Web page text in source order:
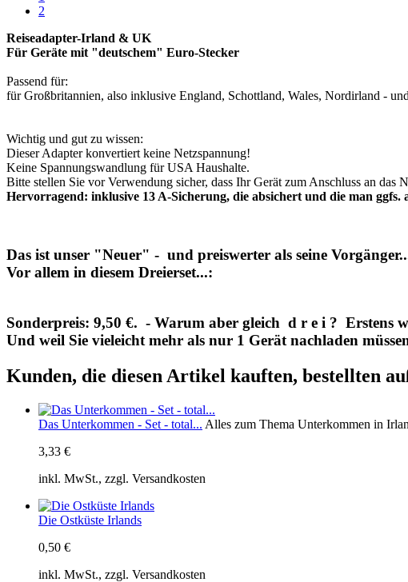
2
Reiseadapter-Irland & UK
Für Geräte mit "deutschem" Euro-Stecker
Passend für:
für Großbritannien, also inklusive England, Schottland, Wales, Nordirland -
Wichtig und gut zu wissen:
Dieser Adapter konvertiert keine Netzspannung!
Keine Spannungswandlung für USA Haushalte.
Bitte stellen Sie vor Verwendung sicher, dass Ihr Gerät zum Anschluss an das
Hervorragend: inklusive 13 A-Sicherung, die absichert und die man ggfs.
Das ist unser "Neuer" - und preiswerter als seine
Vor allem in diesem Dreierset...:
Sonderpreis: 9,50 €. - Warum aber gleich d r e i ? Erstens
Und weil Sie vieleicht mehr als nur 1 Gerät nachladen
Kunden, die diesen Artikel kauften, bestellten
Das Unterkommen - Set - total... Alles zum Thema Unterkommen in
3,33 €
inkl. MwSt., zzgl. Versandkosten
Die Ostküste Irlands
0,50 €
inkl. MwSt., zzgl. Versandkosten